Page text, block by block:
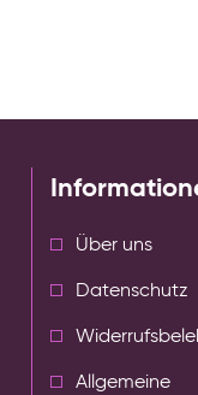
Über uns
Datenschutz
Allgemeine